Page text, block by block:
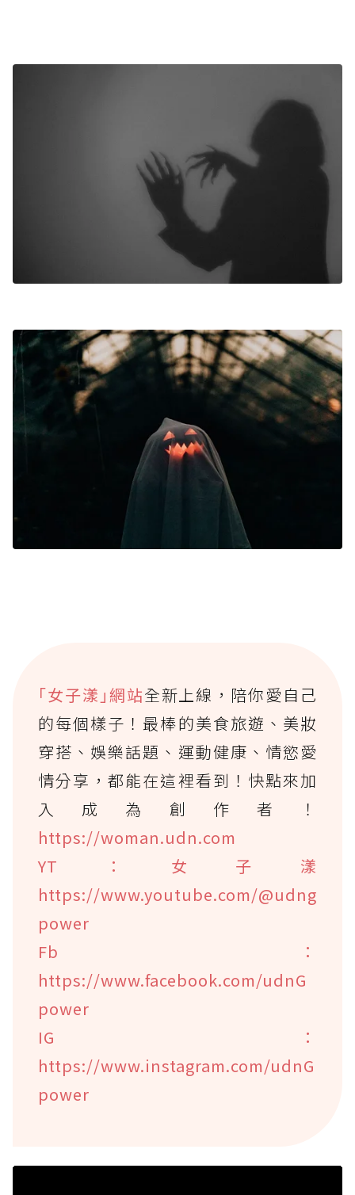
｢女子漾｣網站全新上線，陪你愛自己
的每個樣子！最棒的美食旅遊、美妝
穿搭、娛樂話題、運動健康、情慾愛
情分享，都能在這裡看到！快點來加
入成為創作者！
https://woman.udn.com
YT：女子漾
https://www.youtube.com/@udng
power
Fb：
https://www.facebook.com/udnG
power
IG：
https://www.instagram.com/udnG
power